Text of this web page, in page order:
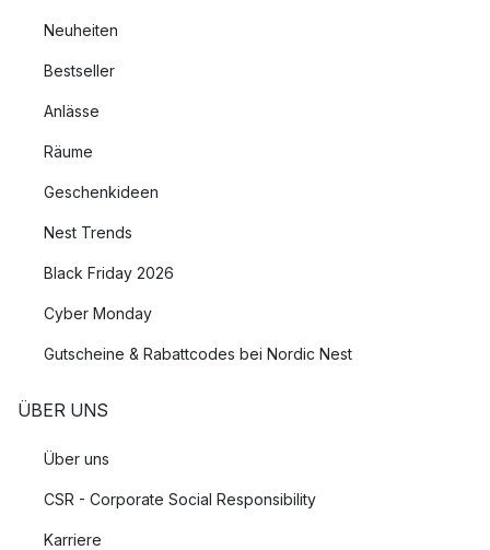
Neuheiten
Bestseller
Anlässe
Räume
Geschenkideen
Nest Trends
Black Friday 2026
Cyber Monday
Gutscheine & Rabattcodes bei Nordic Nest
ÜBER UNS
Über uns
CSR - Corporate Social Responsibility
Karriere